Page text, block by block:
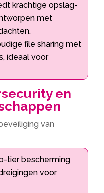
krachtige opslag-
met
file sharing met
ideaal voor
en
van
tier bescherming
voor